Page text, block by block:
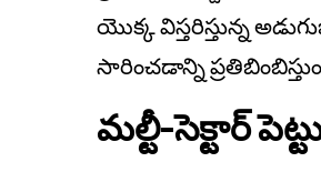
యొక్క విస్తరిస్తున్న
సారించడాన్ని
మల్టీ-సెక్టార్